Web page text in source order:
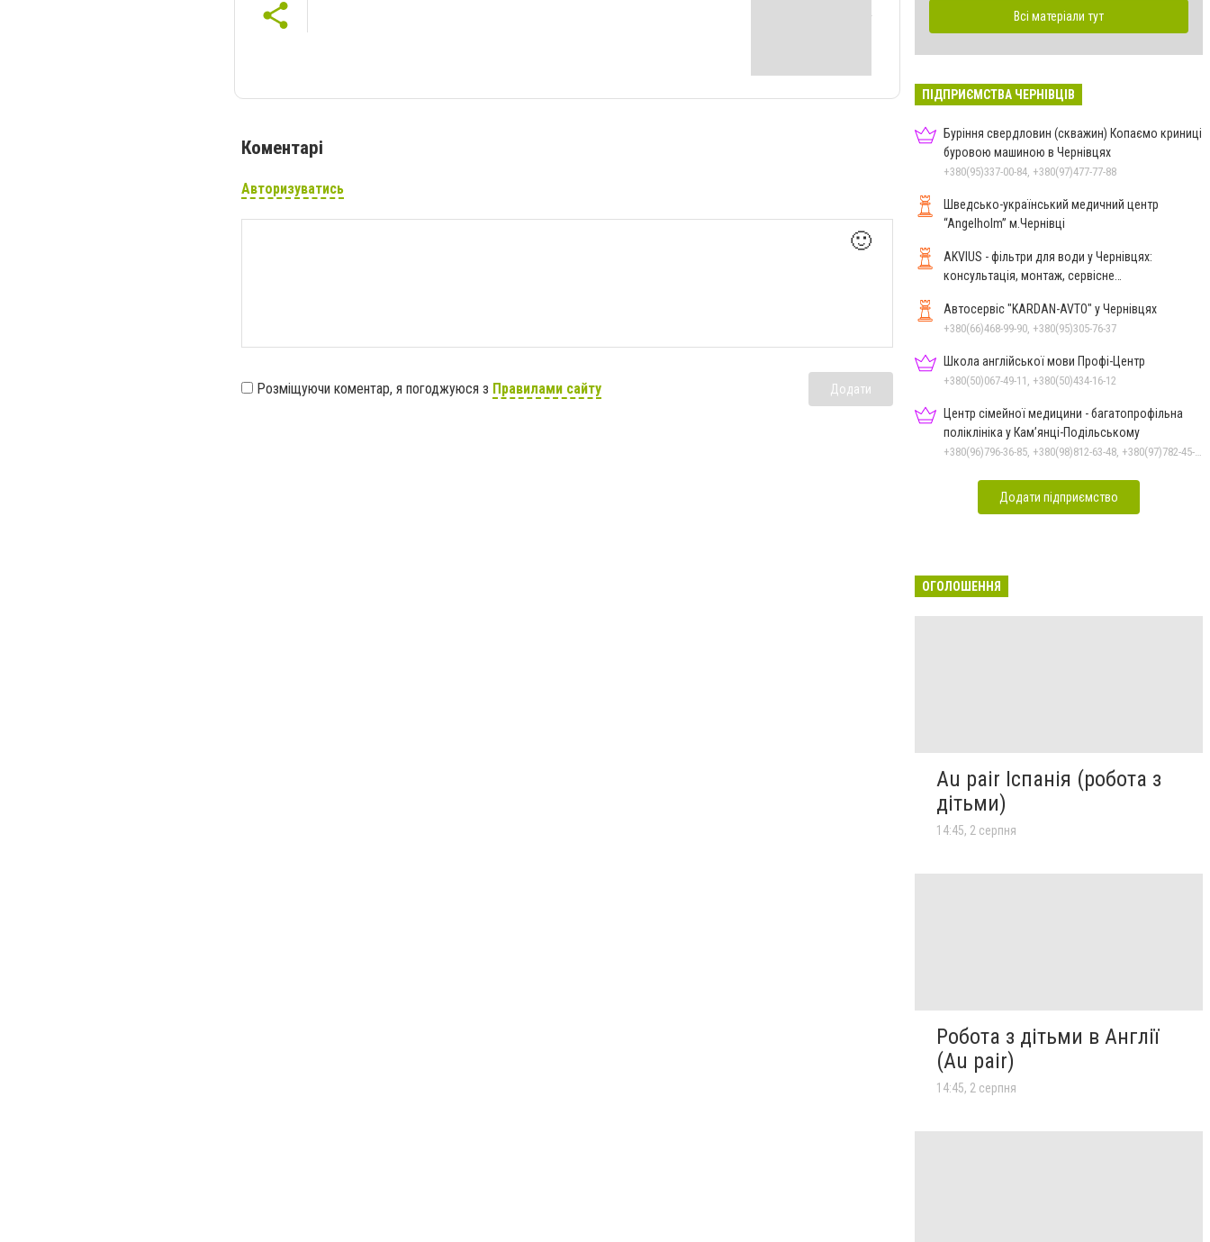
Коментарі
Авторизуватись
🙂
Розміщуючи коментар, я погоджуюся з Правилами сайту Додати
Всі матеріали тут
ПІДПРИЄМСТВА ЧЕРНІВЦІВ
Буріння свердловин (скважин) Копаємо криниці
буровою машиною в Чернівцях
+380(95)337-00-84, +380(97)477-77-88
Шведсько-український медичний центр
“Angelholm” м.Чернівці
AKVIUS - фільтри для води у Чернівцях:
консультація, монтаж, сервісне
Автосервіс "KARDAN-AVTO" у Чернівцях
+380(66)468-99-90, +380(95)305-76-37
Школа англійської мови Профі-Центр
+380(50)067-49-11, +380(50)434-16-12
Центр сімейної медицини - багатопрофільна
поліклініка у Кам’янці-Подільському
Додати підприємство
ОГОЛОШЕННЯ
Au pair Іспанія (робота з
дітьми)
14:45, 2 серпня
Робота з дітьми в Англії
(Au pair)
14:45, 2 серпня